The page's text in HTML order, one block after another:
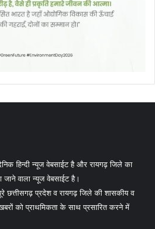
हिन्दी न्यूज वेबसाईट है और रायगढ़ जिले का
जाने वाला न्यूज वेबसाईट है।
प्रदेश व रायगढ़ जिले की शासकीय व
को प्राथमिकता के साथ प्रसारित करने में